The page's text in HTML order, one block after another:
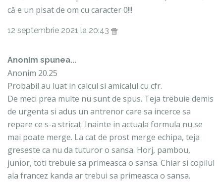
că e un pisat de om cu caracter 0!!!
12 septembrie 2021 la 20:43
Anonim spunea...
Anonim 20.25
Probabil au luat in calcul si amicalul cu cfr.
De meci prea multe nu sunt de spus. Teja trebuie demis
de urgenta si adus un antrenor care sa incerce sa
repare ce s-a stricat. Inainte in actuala formula nu se
mai poate merge. La cat de prost merge echipa, teja
greseste ca nu da tuturor o sansa. Horj, pambou,
junior, toti trebuie sa primeasca o sansa. Chiar si copilul
ala francez kanda ar trebui sa primeasca o sansa.